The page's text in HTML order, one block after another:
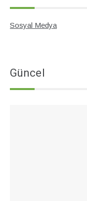
Sosyal Medya
Güncel